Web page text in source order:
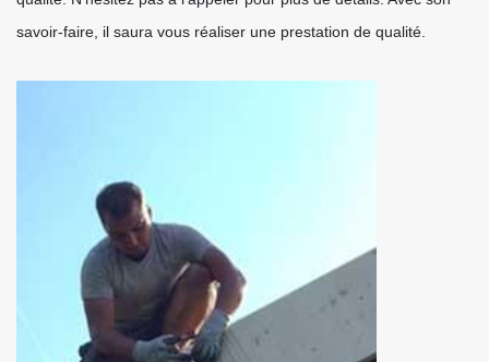
savoir-faire, il saura vous réaliser une prestation de qualité.